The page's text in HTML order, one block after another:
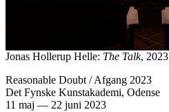
Jonas Hollerup Helle: The Talk,
Reasonable Doubt / Afgang 2023
Det Fynske Kunstakademi, Odense
11 maj — 22 juni 2023